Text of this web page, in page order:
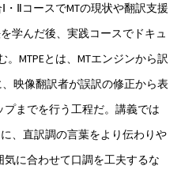
・ⅡコースでMTの現状や翻訳支援
学んだ後、実践コースでドキュ
。MTPEとは、MTエンジンから訳
映像翻訳者が誤訳の修正から表
までを行う工程だ。講義では
に、直訳調の言葉をより伝わりや
に合わせて口調を工夫するな